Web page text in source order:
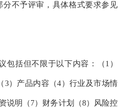
分不予评审，具体格式要求参见
包括但不限于以下内容：（1 ）
3）产品内容（4）行业及市场情
说明（7）财务计划（8）风险控